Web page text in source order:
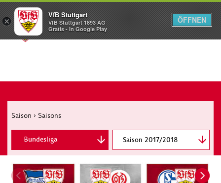
Menü
Saison › Saisons
Saison 2017/2018
Bundesliga
DFB-Pokal
×
VfB Stuttgart
VfB Stuttgart 1893 AG
Gratis - In Google Play
ÖFFNEN